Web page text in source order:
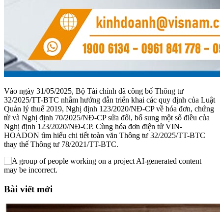
Vào ngày 31/05/2025, Bộ Tài chính đã công bố Thông tư
32/2025/TT-BTC nhằm hướng dẫn triển khai các quy định của Luật
Quản lý thuế 2019, Nghị định 123/2020/NĐ-CP về hóa đơn, chứng
từ và Nghị định 70/2025/NĐ-CP sửa đổi, bổ sung một số điều của
Nghị định 123/2020/NĐ-CP. Cùng hóa đơn điện tử VIN-
HOADON tìm hiểu chi tiết toàn văn Thông tư 32/2025/TT-BTC
thay thế Thông tư 78/2021/TT-BTC.
Bài viết mới